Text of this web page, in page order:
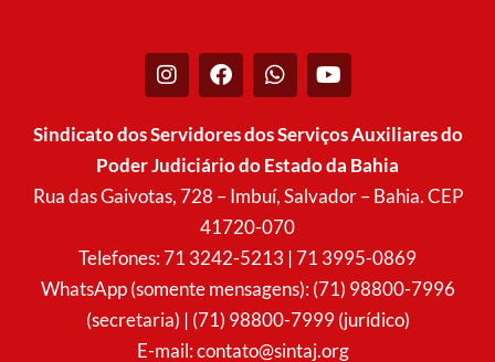
I
n
t
g
r
F
a
e
b
o
o
k
W
h
t
a
p
p
Y
o
t
u
b
e
Sindicato dos Servidores dos Serviços Auxiliares do
Poder Judiciário do Estado da Bahia
Rua das Gaivotas, 728 – Imbuí, Salvador – Bahia. CEP
41720-070
Telefones: 71 3242-5213 | 71 3995-0869
WhatsApp (somente mensagens): (71) 98800-7996
(secretaria) | (71) 98800-7999 (jurídico)
E-mail:contato@sintaj.org